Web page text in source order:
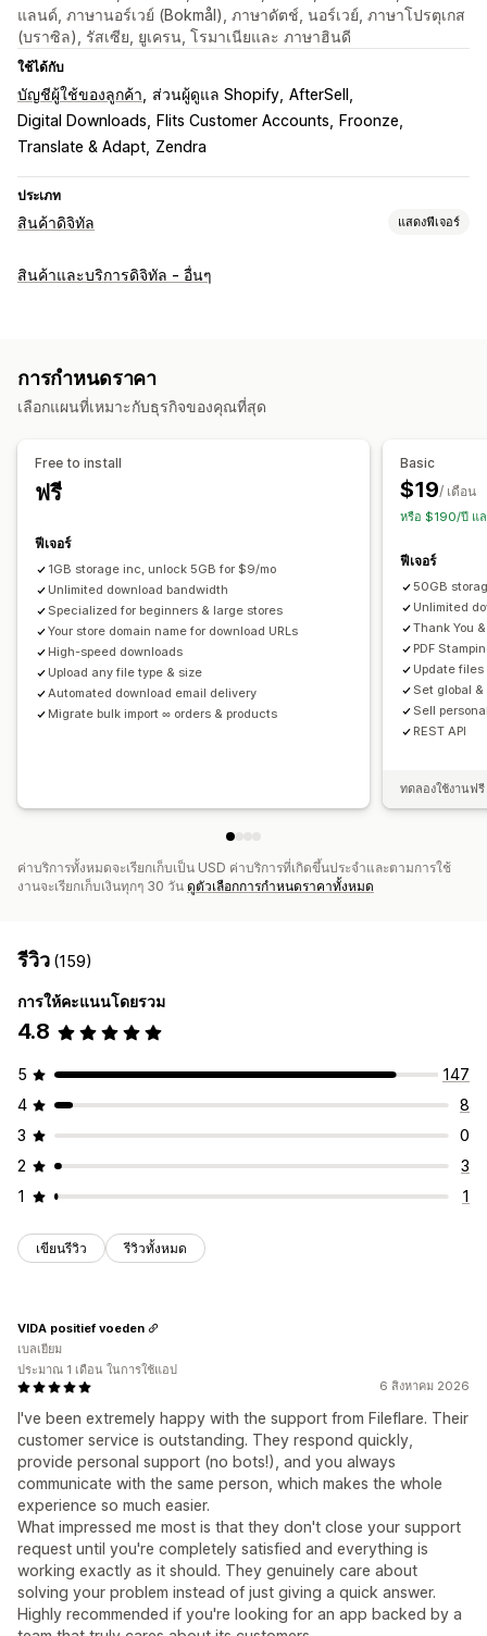
แลนด์, ภาษานอร์เวย์ (Bokmål), ภาษาดัตช์, นอร์เวย์, ภาษาโปรตุเกส
(บราซิล), รัสเซีย, ยูเครน, โรมาเนียและ ภาษาฮินดี
ใช้ได้กับ
บัญชีผู้ใช้ของลูกค้า ส่วนผู้ดูแล Shopify AfterSell
Digital Downloads
Flits Customer Accounts
Froonze
Translate & Adapt Zendra
ประเภท
สินค้าดิจิทัล แสดงฟีเจอร์
ประเภทสินค้า
การจัดการการดาวน์โหลด
การส่งอีเมล
การอัปโหลดจำนวนมาก
การดาวน์โหลดไม่จำกัด
โฮสต์ภายนอก
ลิงก์ที่กำหนดเอง
การเข้ารหัสไฟล์
สินค้าและบริการดิจิทัล - อื่นๆ
การกำหนดราคา
เลือกแผนที่เหมาะกับธุรกิจของคุณที่สุด
Free to install
ฟรี
ฟีเจอร์
1GB storage inc, unlock 5GB for $9/mo
Unlimited download bandwidth
Specialized for beginners & large stores
Your store domain name for download URLs
High-speed downloads
Upload any file type & size
Automated download email delivery
Migrate bulk import ∞ orders & products
Basic
$19/ เดือน
หรือ $190/ปี แล
ฟีเจอร์
50GB
Unlimited
Thank You
PDF
Update
Set global
Sell
REST API
ทดลองใช้งานฟ
ค่าบริการทั้งหมดจะเรียกเก็บเป็น USD ค่าบริการที่เกิดขึ้นประจำและตามการใช้
งานจะเรียกเก็บเงินทุกๆ 30 วัน ดูตัวเลือกการกำหนดราคาทั้งหมด
รีวิว (159)
การให้คะแนนโดยรวม
4.8
5
147
4
8
3
0
2
3
1
1
เขียนรีวิว รีวิวทั้งหมด
6 สิงหาคม 2026
I've been extremely happy with the support from Fileflare. Their
customer service is outstanding. They respond quickly,
provide personal support (no bots!), and you always
communicate with the same person, which makes the whole
experience so much easier.
What impressed me most is that they don't close your support
request until you're completely satisfied and everything is
working exactly as it should. They genuinely care about
solving your problem instead of just giving a quick answer.
Highly recommended if you're looking for an app backed by a
VIDA positief voeden
เบลเยียม
ประมาณ 1 เดือน ในการใช้แอป